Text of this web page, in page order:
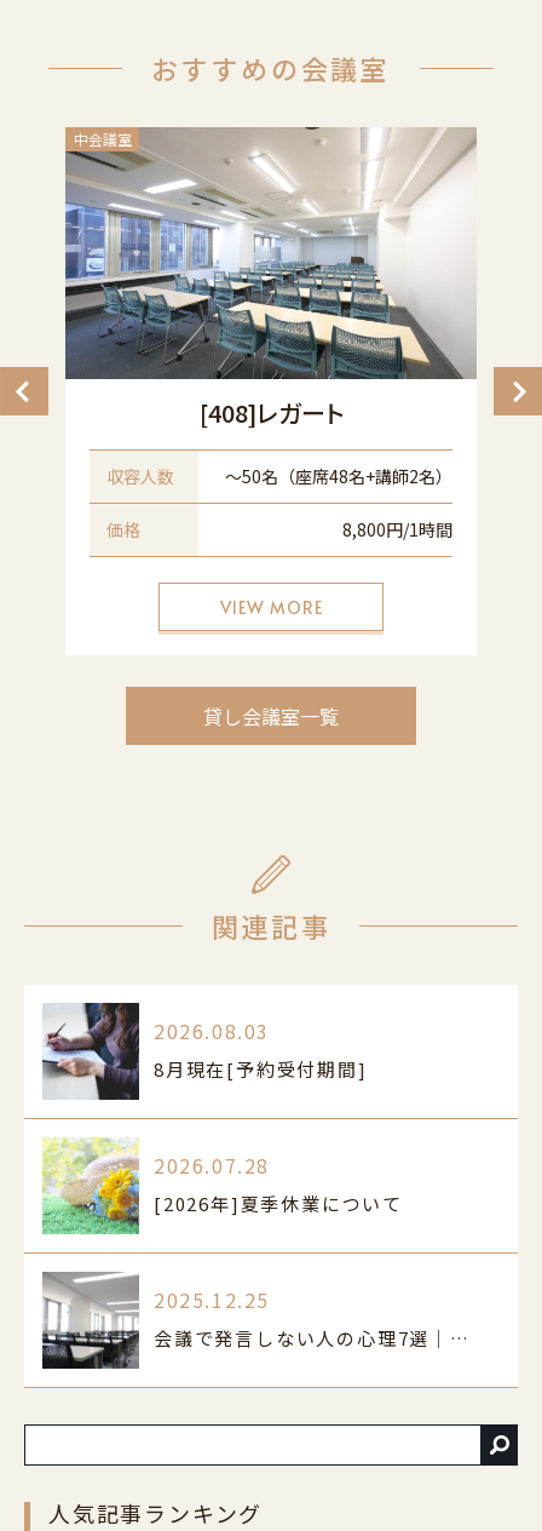
おすすめの会議室
中会議室
[408]レガート
収容人数 〜50名（座席48名+講師2名）
価格 8,800円/1時間
VIEW MORE
貸し会議室一覧
関連記事
2026.08.03
8月現在[予約受付期間]
2026.07.28
[2026年]夏季休業について
2025.12.25
会議で発言しない人の心理7選｜原因と克服法
人気記事ランキング